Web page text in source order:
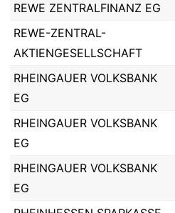
REWE ZENTRALFINANZ EG
REWE-ZENTRAL-
AKTIENGESELLSCHAFT
RHEINGAUER VOLKSBANK
EG
RHEINGAUER VOLKSBANK
EG
RHEINGAUER VOLKSBANK
EG